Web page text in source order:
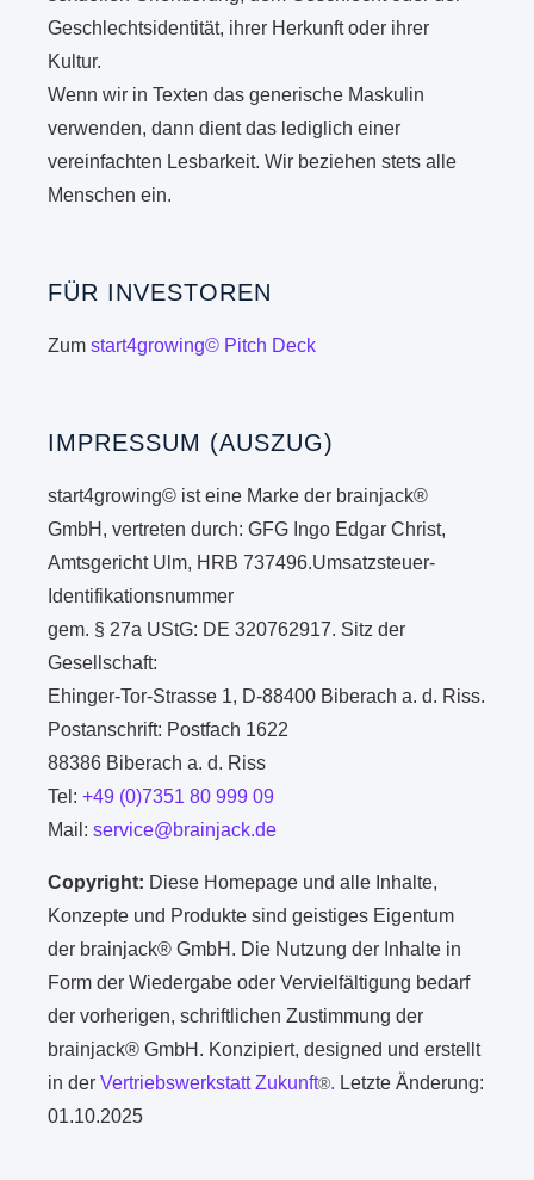
Geschlechtsidentität, ihrer Herkunft oder ihrer
Kultur.
Wenn wir in Texten das generische Maskulin
verwenden, dann dient das lediglich einer
vereinfachten Lesbarkeit. Wir beziehen stets alle
Menschen ein.
FÜR INVESTOREN
Zumstart4growing© Pitch Deck
IMPRESSUM (AUSZUG)
start4growing© ist eine Marke der brainjack®
GmbH, vertreten durch: GFG Ingo Edgar Christ,
Amtsgericht Ulm, HRB 737496.Umsatzsteuer-
Identifikationsnummer
gem. § 27a UStG: DE 320762917. Sitz der
Gesellschaft:
Ehinger-Tor-Strasse 1, D-88400 Biberach a. d. Riss.
Postanschrift: Postfach 1622
88386 Biberach a. d. Riss
Tel:+49 (0)7351 80 999 09
Mail:service@brainjack.de
Copyright: Diese Homepage und alle Inhalte,
Konzepte und Produkte sind geistiges Eigentum
der brainjack® GmbH. Die Nutzung der Inhalte in
Form der Wiedergabe oder Vervielfältigung bedarf
der vorherigen, schriftlichen Zustimmung der
brainjack® GmbH. Konzipiert, designed und erstellt
in derVertriebswerkstatt Zukunft®. Letzte Änderung:
01.10.2025